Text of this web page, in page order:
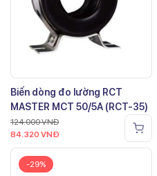
Biến dòng đo lường RCT
MASTER MCT 50/5A (RCT-35)
124.000VNĐ
84.320 VNĐ
-29%